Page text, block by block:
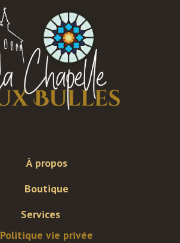
À propos
Boutique
Services
Politique vie privée